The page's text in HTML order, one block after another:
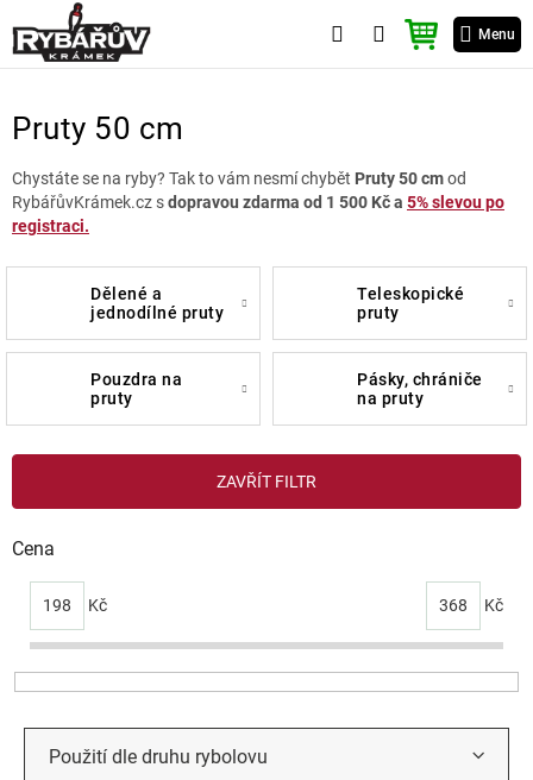
na
obsah
Menu
NÁKUPNÍ
KOŠÍK
Pruty 50 cm
Chystáte se na ryby? Tak to vám nesmí chybět Pruty 50 cmod
RybářůvKrámek.cz sdopravou zdarma od 1 500 Kč a 5% slevou po
registraci.
dělené a
jednodílné pruty
teleskopické
pruty
pouzdra na
pruty
pásky, chrániče
na pruty
ZAVŘÍT FILTR
Cena
198 Kč 368 Kč
Použití dle druhu rybolovu
V
p
i
d
u